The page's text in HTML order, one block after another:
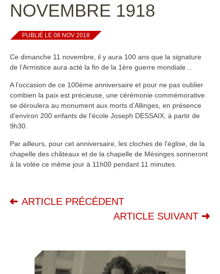
NOVEMBRE 1918
PUBLIÉ LE 08 NOV 2018
Ce dimanche 11 novembre, il y aura 100 ans que la signature
de l’Armistice aura acté la fin de la 1ère guerre mondiale…
A l’occasion de ce 100ème anniversaire et pour ne pas oublier
combien la paix est précieuse, une cérémonie commémorative
se déroulera au monument aux morts d’Allinges, en présence
d’environ 200 enfants de l’école Joseph DESSAIX, à partir de
9h30.
Par ailleurs, pour cet anniversaire, les cloches de l’église, de la
chapelle des châteaux et de la chapelle de Mésinges sonneront
à la volée ce même jour à 11h00 pendant 11 minutes.
ARTICLE PRÉCÉDENT
ARTICLE SUIVANT